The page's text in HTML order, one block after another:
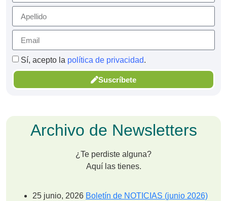
Sí, acepto la política de privacidad.
Suscríbete
Archivo de Newsletters
¿Te perdiste alguna?
Aquí las tienes.
25 junio, 2026 Boletín de NOTICIAS (junio 2026)